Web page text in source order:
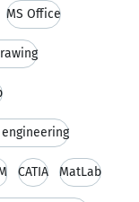
MS Office
CATIA MatLab